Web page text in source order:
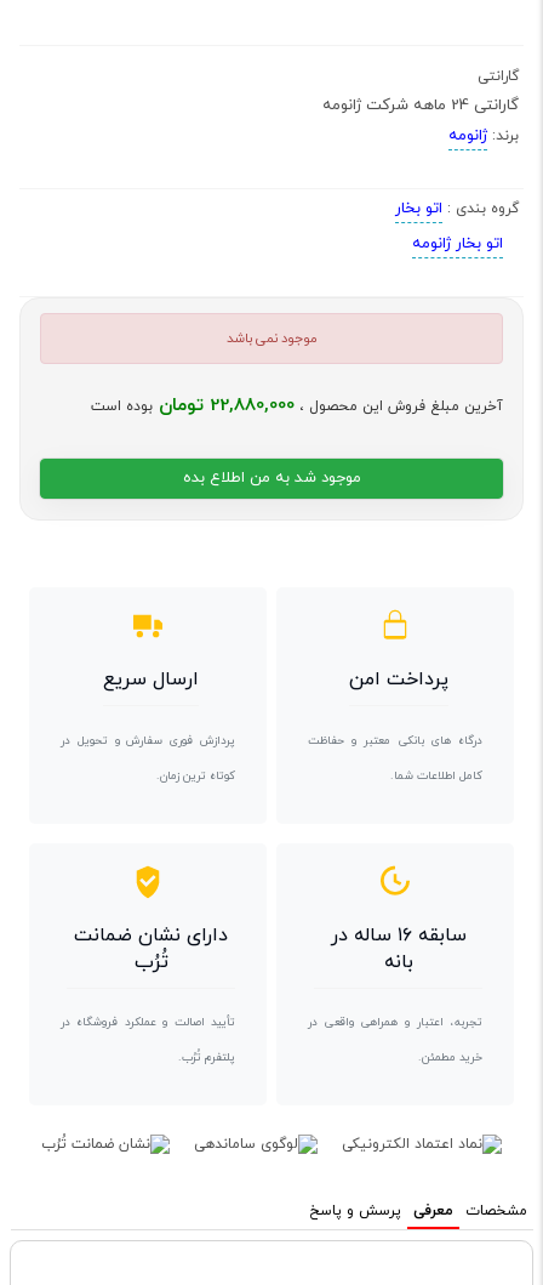
گارانتی
گارانتی 24 ماهه شرکت ژانومه
برند: ژانومه
گروه بندی : اتو بخار
اتو بخار ژانومه
موجود نمی باشد
آخرین مبلغ فروش این محصول ، 22,880,000 تومان بوده است
موجود شد به من اطلاع بده
پرداخت امن
درگاه های بانکی معتبر و حفاظت
کامل اطلاعات شما.
ارسال سریع
پردازش فوری سفارش و تحویل در
کوتاه ترین زمان.
سابقه ۱۶ ساله در
بانه
تجربه، اعتبار و همراهی واقعی در
خرید مطمئن.
دارای نشان ضمانت
تُرُب
تأیید اصالت و عملکرد فروشگاه در
پلتفرم تُرُب.
مشخصات معرفی پرسش و پاسخ